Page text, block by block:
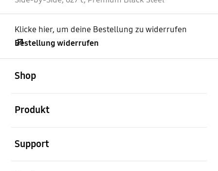
Klicke hier, um deine Bestellung zu widerrufen
Bestellung widerrufen
Shop
Produkt
Support